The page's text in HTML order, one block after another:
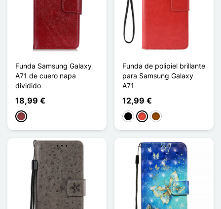
Funda Samsung Galaxy
A71 de cuero napa
dividido
18,99 €
Rojo oscuro
Funda de polipiel brillante
para Samsung Galaxy
A71
12,99 €
NegroRojoMarrón